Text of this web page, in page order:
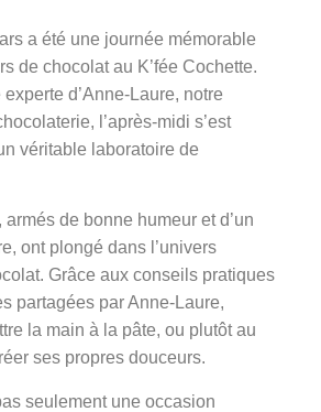
a été une journée mémorable
de chocolat au K’fée Cochette.
d’Anne-Laure, notre
l’après-midi s’est
véritable laboratoire de
armés de bonne humeur et d’un
ont plongé dans l’univers
Grâce aux conseils pratiques
partagées par Anne-Laure,
la main à la pâte, ou plutôt au
ses propres douceurs.
seulement une occasion